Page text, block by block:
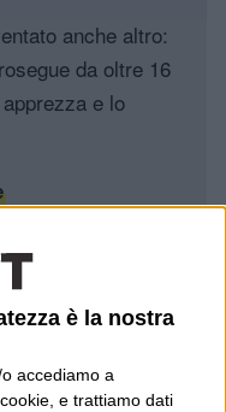
è la nostra
accediamo a
e trattiamo dati
anche altro:
da oltre 16
e lo